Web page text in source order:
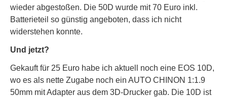
wieder abgestoßen. Die 50D wurde mit 70 Euro inkl.
Batterieteil so günstig angeboten, dass ich nicht
widerstehen konnte.
Und jetzt?
Gekauft für 25 Euro habe ich aktuell noch eine EOS 10D,
wo es als nette Zugabe noch ein AUTO CHINON 1:1.9
50mm mit Adapter aus dem 3D-Drucker gab. Die 10D ist